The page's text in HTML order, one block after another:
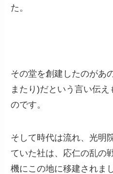
た。
その堂を創建したのがあ
またり)だという言い伝
のです。
そして時代は流れ、光明
ていた社は、応仁の乱の
機にこの地に移建されま